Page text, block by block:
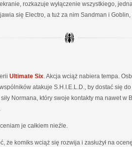
rozkazuje wyłączenie wszystkiego,
się Electro, a tuż za nim Sandman i
Ultimate Six. Akcja wciąż nabiera tempa.
atakuje S.H.I.E.L.D., by dostać się
Normana, który swoje kontakty ma nawet w
je całkiem nieźle.
że komiks wciąż się rozwija i zasłużył na